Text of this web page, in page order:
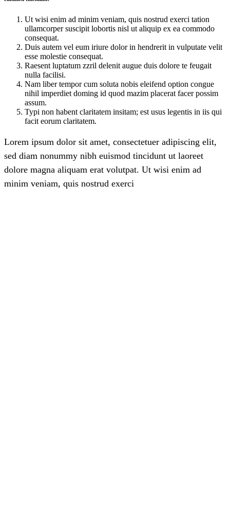
Ut wisi enim ad minim veniam, quis nostrud exerci tation
ullamcorper suscipit lobortis nisl ut aliquip ex ea commodo
consequat.
Duis autem vel eum iriure dolor in hendrerit in vulputate velit
esse molestie consequat.
Raesent luptatum zzril delenit augue duis dolore te feugait
nulla facilisi.
Nam liber tempor cum soluta nobis eleifend option congue
nihil imperdiet doming id quod mazim placerat facer possim
assum.
Typi non habent claritatem insitam; est usus legentis in iis qui
facit eorum claritatem.
Lorem ipsum dolor sit amet, consectetuer adipiscing elit,
sed diam nonummy nibh euismod tincidunt ut laoreet
dolore magna aliquam erat volutpat. Ut wisi enim ad
minim veniam, quis nostrud exerci